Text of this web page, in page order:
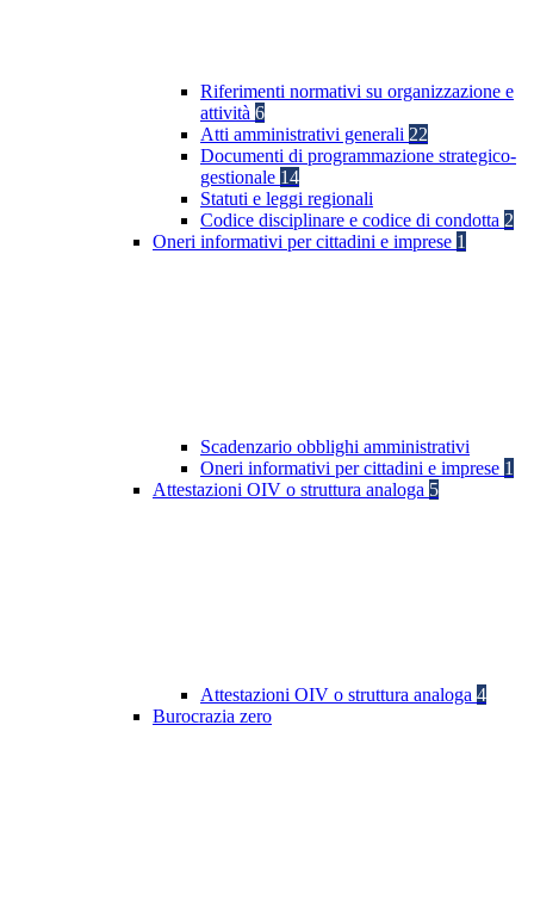
Riferimenti normativi su organizzazione e
attività 6
Atti amministrativi generali 22
Documenti di programmazione strategico-
gestionale 14
Statuti e leggi regionali
Codice disciplinare e codice di condotta 2
Oneri informativi per cittadini e imprese 1
Scadenzario obblighi amministrativi
Oneri informativi per cittadini e imprese 1
Attestazioni OIV o struttura analoga 5
Attestazioni OIV o struttura analoga 4
Burocrazia zero